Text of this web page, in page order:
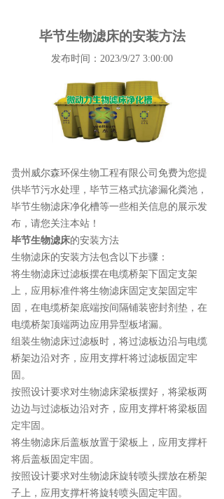
毕节生物滤床的安装方法
发布时间：2023/9/27 3:00:00
贵州威尔森环保生物工程有限公司免费为您提
供毕节污水处理 ，毕节三格式抗渗漏化粪池，
毕节生物滤床净化槽等一些相关信息的展示发
布，请您关注本站！
毕节生物滤床的安装方法
生物滤床的安装方法包含以下步骤：
将生物滤床过滤板摆在电缆桥架下固定支架
上，应用标准件将生物滤床固定支架固定牢
固，在电缆桥架底端按间隔铺装密封剂垫，在
电缆桥架顶端两边应用异型板堵漏。
组装生物滤床过滤板时，将过滤板边沿与电缆
桥架边沿对齐，应用支撑杆将过滤板固定牢
固。
按照设计要求对生物滤床梁板摆好，将梁板两
边边与过滤板边沿对齐，应用支撑杆将梁板固
定牢固。
将生物滤床后盖板放置于梁板上，应用支撑杆
将后盖板固定牢固。
按照设计要求对生物滤床旋转喷头摆放在桥架
子上，应用支撑杆将旋转喷头固定牢固。